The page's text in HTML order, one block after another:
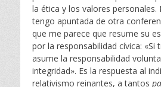
la ética y los valores personales.
tengo apuntada de otra
que me parece que resume su
por la responsabilidad cívica: «Si
asume la responsabilidad
integridad». Es la respuesta al
relativismo reinantes, a tantos